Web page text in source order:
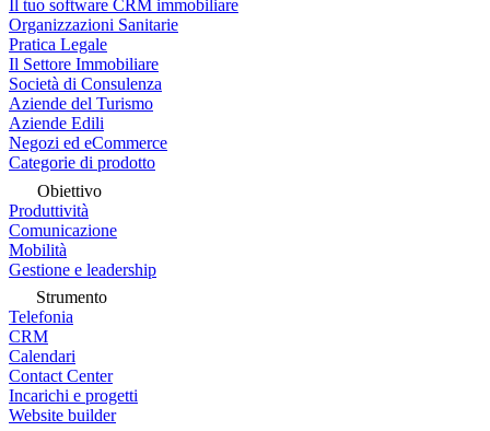
Il tuo software CRM immobiliare
Organizzazioni Sanitarie
Pratica Legale
Il Settore Immobiliare
Società di Consulenza
Aziende del Turismo
Aziende Edili
Negozi ed eCommerce
Categorie di prodotto
Obiettivo
Produttività
Comunicazione
Mobilità
Gestione e leadership
Strumento
Telefonia
CRM
Calendari
Contact Center
Incarichi e progetti
Website builder